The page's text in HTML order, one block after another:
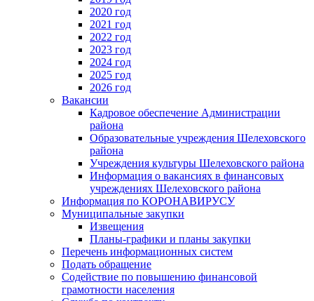
2020 год
2021 год
2022 год
2023 год
2024 год
2025 год
2026 год
Вакансии
Кадровое обеспечение Администрации
района
Образовательные учреждения Шелеховского
района
Учреждения культуры Шелеховского района
Информация о вакансиях в финансовых
учреждениях Шелеховского района
Информация по КОРОНАВИРУСУ
Муниципальные закупки
Извещения
Планы-графики и планы закупки
Перечень информационных систем
Подать обращение
Содействие по повышению финансовой
грамотности населения